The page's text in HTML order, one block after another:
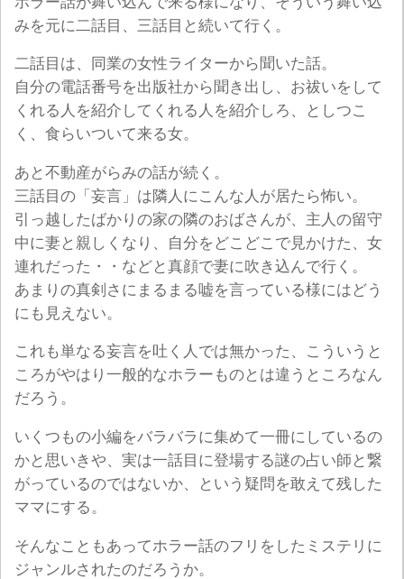
みを元に二話目、三話目と続いて行く。
二話目は、同業の女性ライターから聞いた話。
自分の電話番号を出版社から聞き出し、お祓いをして
くれる人を紹介してくれる人を紹介しろ、としつこ
く、食らいついて来る女。
あと不動産がらみの話が続く。
三話目の「妄言」は隣人にこんな人が居たら怖い。
引っ越したばかりの家の隣のおばさんが、主人の留守
中に妻と親しくなり、自分をどこどこで見かけた、女
連れだった・・などと真顔で妻に吹き込んで行く。
あまりの真剣さにまるまる嘘を言っている様にはどう
にも見えない。
これも単なる妄言を吐く人では無かった、こういうと
ころがやはり一般的なホラーものとは違うところなん
だろう。
いくつもの小編をバラバラに集めて一冊にしているの
かと思いきや、実は一話目に登場する謎の占い師と繋
がっているのではないか、という疑問を敢えて残した
ママにする。
そんなこともあってホラー話のフリをしたミステリに
ジャンルされたのだろうか。